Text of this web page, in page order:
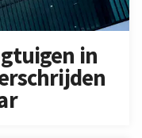
in